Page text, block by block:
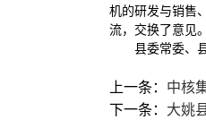
机的研发与销售
流，交换了意见
县委常委、
上一条： 中核
下一条： 大姚